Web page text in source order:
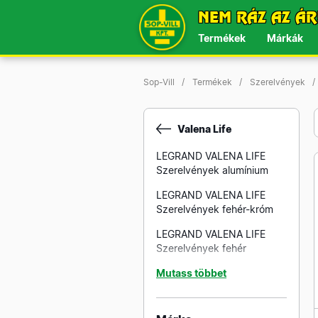
NEM RÁZ AZ
Termékek Márkák
Sop-Vill Termékek Szerelvények
Valena Life
LEGRAND VALENA LIFE
Szerelvények alumínium
LEGRAND VALENA LIFE
Szerelvények fehér-króm
LEGRAND VALENA LIFE
Szerelvények fehér
LEGRAND VALENA LIFE
LEGRAND VALENA LIFE
Mutass többet